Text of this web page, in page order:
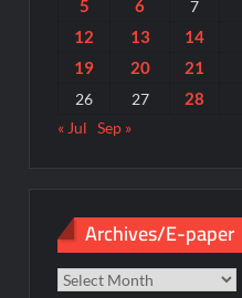
5
6 7
12
13 14
19 20 21
26 27 28
« Jul Sep »
Archives/E-paper